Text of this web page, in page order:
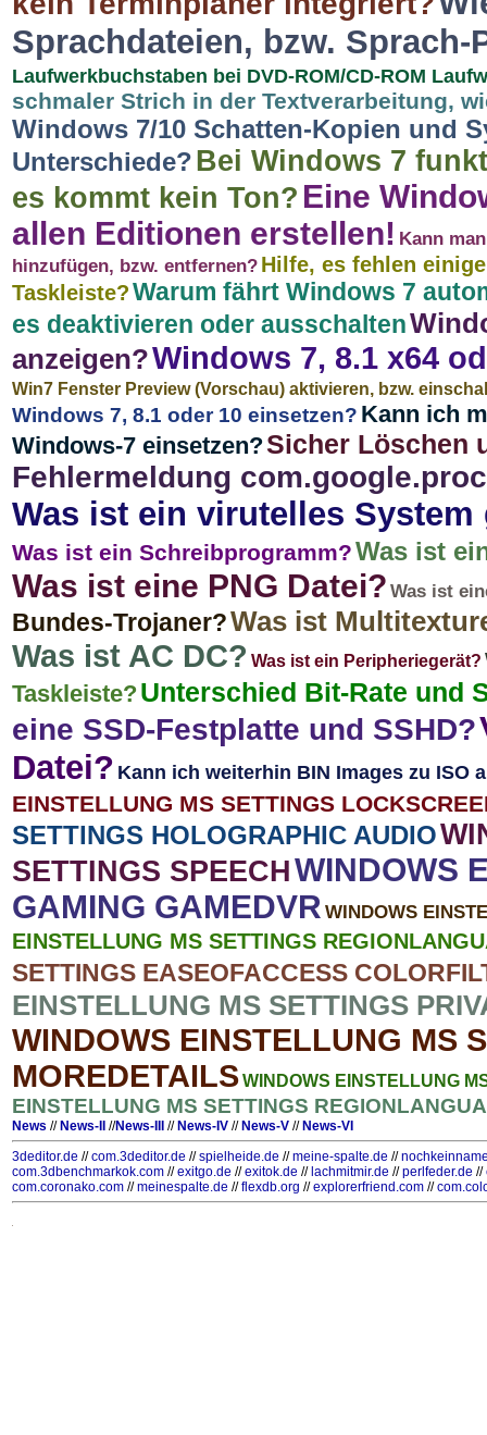
Sprachdateien, bzw.
Laufwerkbuchstaben bei DVD-ROM/CD-ROM
schmaler Strich in der Textverarbeitung,
Windows 7/10 Schatten-Kopien und
Unterschiede?Bei Windows 7
es kommt kein Ton? Eine
allen Editionen erstellen! Kann
hinzufügen, bzw. entfernen? Hilfe, es fehlen
Taskleiste?Warum fährt Windows 7
es deaktivieren oder ausschalten
anzeigen?Windows 7, 8.1 x64
Win7 Fenster Preview (Vorschau) aktivieren, bzw.
Windows 7, 8.1 oder 10 einsetzen? Kann ich
Windows-7 einsetzen?Sicher Löschen
Fehlermeldung
Was ist ein virutelles System
Was ist ein Schreibprogramm?Was ist
Was ist eine PNG Datei? Was ist
Bundes-Trojaner?Was ist
Was ist AC DC? Was ist ein Peripheriegerät?
Taskleiste? Unterschied Bit-Rate und
eine SSD-Festplatte und SSHD?
Datei? Kann ich weiterhin BIN Images zu ISO
EINSTELLUNG MS SETTINGS
SETTINGS HOLOGRAPHIC AUDIO
SETTINGS SPEECHWINDOWS
GAMING GAMEDVR WINDOWS
EINSTELLUNG MS SETTINGS
SETTINGS EASEOFACCESS
EINSTELLUNG MS SETTINGS
WINDOWS EINSTELLUNG MS
MOREDETAILSWINDOWS EINSTELLUNG
EINSTELLUNG MS SETTINGS
News // News-II //News-III // News-IV // News-V // News-VI
3deditor.de //com.3deditor.de //spielheide.de //meine-spalte.de //
com.3dbenchmarkok.com //exitgo.de //exitok.de // lachmitmir.de //perlfeder.de //
com.coronako.com //meinespalte.de //flexdb.org //explorerfriend.com //